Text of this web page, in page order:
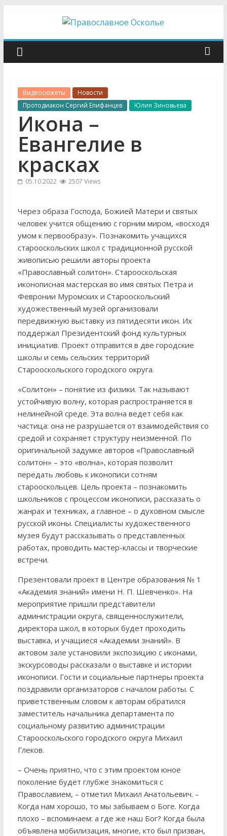
Православное
Информационный
митрополичий
центр
Видеосюжеты
Новости
Протодиакон Сергий Епифанцев
Юлия Зиновьева
Икона –
Евангелие в
красках
05.10.2022 2507 Views
Через образа Господа, Божией Матери и святых
человек учится общению с горним миром, «восходя
умом к первообразу». Познакомить учащихся
старооскольских школ с традиционной русской
живописью решили авторы проекта
«Православный солитон». Старооскольская
иконописная мастерская во имя святых Петра и
Февронии Муромских и Старооскольский
художественный музей организовали
передвижную выставку из пятидесяти икон. Их
поддержал Президентский фонд культурных
инициатив. Проект отправится в две городские
школы и семь сельских территорий
Старооскольского городского округа.
«Солитон» – понятие из физики. Так называют
устойчивую волну, которая распространяется в
нелинейной среде. Эта волна ведет себя как
частица: она не разрушается от взаимодействия со
средой и сохраняет структуру неизменной. По
оригинальной задумке авторов «Православный
солитон» – это «волна», которая позволит
передать любовь к иконописи сотням
старооскольцев. Цель проекта – познакомить
школьников с процессом иконописи, рассказать о
жанрах и техниках, а главное – о духовном смысле
русской иконы. Специалисты художественного
музея будут рассказывать о представленных
работах, проводить мастер-классы и творческие
встречи.
Презентовали проект в Центре образования № 1
«Академия знаний» имени Н. П. Шевченко». На
мероприятие пришли представители
администрации округа, священнослужители,
директора школ, в которых будет проходить
выставка, и учащиеся «Академии знаний». В
актовом зале установили экспозицию с иконами,
экскурсоводы рассказали о выставке и истории
иконописи. Гости и социальные партнеры проекта
поздравили организаторов с началом работы. С
приветственным словом к авторам обратился
заместитель начальника департамента по
социальному развитию администрации
Старооскольского городского округа Михаил
Глеков.
– Очень приятно, что с этим проектом юное
поколение будет глубже знакомиться с
Православием, – отметил Михаил Анатольевич. –
Когда нам хорошо, то мы забываем о Боге. Когда
плохо – вспоминаем: а где же наш Бог? Когда была
объявлена мобилизация, многие, кто был призван,